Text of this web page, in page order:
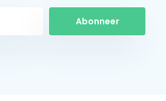
Abonneer